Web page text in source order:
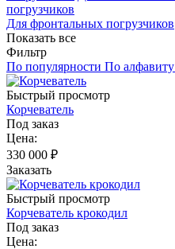
погрузчиков
Для фронтальных погрузчиков
Показать все
Фильтр
По популярности По алфавиту
Быстрый просмотр
Корчеватель
Под заказ
Цена:
330 000 ₽
Заказать
Быстрый просмотр
Корчеватель крокодил
Под заказ
Цена: